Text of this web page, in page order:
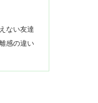
ない友達
感の違い